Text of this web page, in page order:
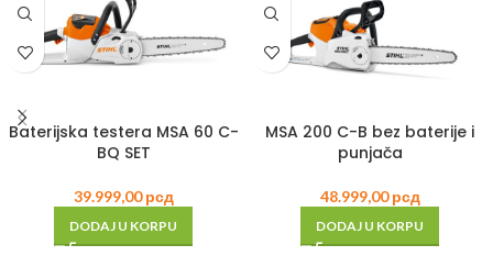
Baterijska testera MSA 60 C-
BQ SET
39.999,00рсд
DODAJ U KORPU
MSA 200 C-B bez baterije i
punjača
48.999,00рсд
DODAJ U KORPU